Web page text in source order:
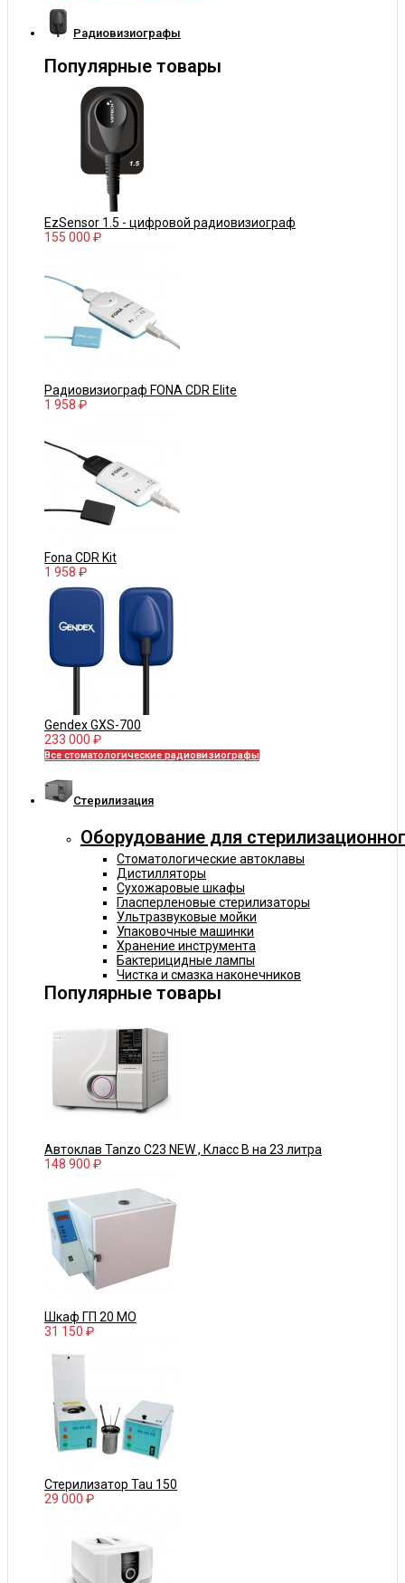
Радиовизиографы
Популярные товары
EzSensor 1.5 - цифровой радиовизиограф
155 000 ₽
Радиовизиограф FONA CDR Elite
1 958 ₽
Fona CDR Kit
1 958 ₽
Gendex GXS-700
233 000 ₽
Все стоматологические радиовизиографы
Cтерилизация
Оборудование для
Стоматологические автоклавы
Дистилляторы
Сухожаровые шкафы
Гласперленовые стерилизаторы
Ультразвуковые мойки
Упаковочные машинки
Хранение инструмента
Бактерицидные лампы
Чистка и смазка наконечников
Популярные товары
Автоклав Tanzo C23 NEW , Класс В на 23 литра
148 900 ₽
Шкаф ГП 20 МО
31 150 ₽
Стерилизатор Tau 150
29 000 ₽